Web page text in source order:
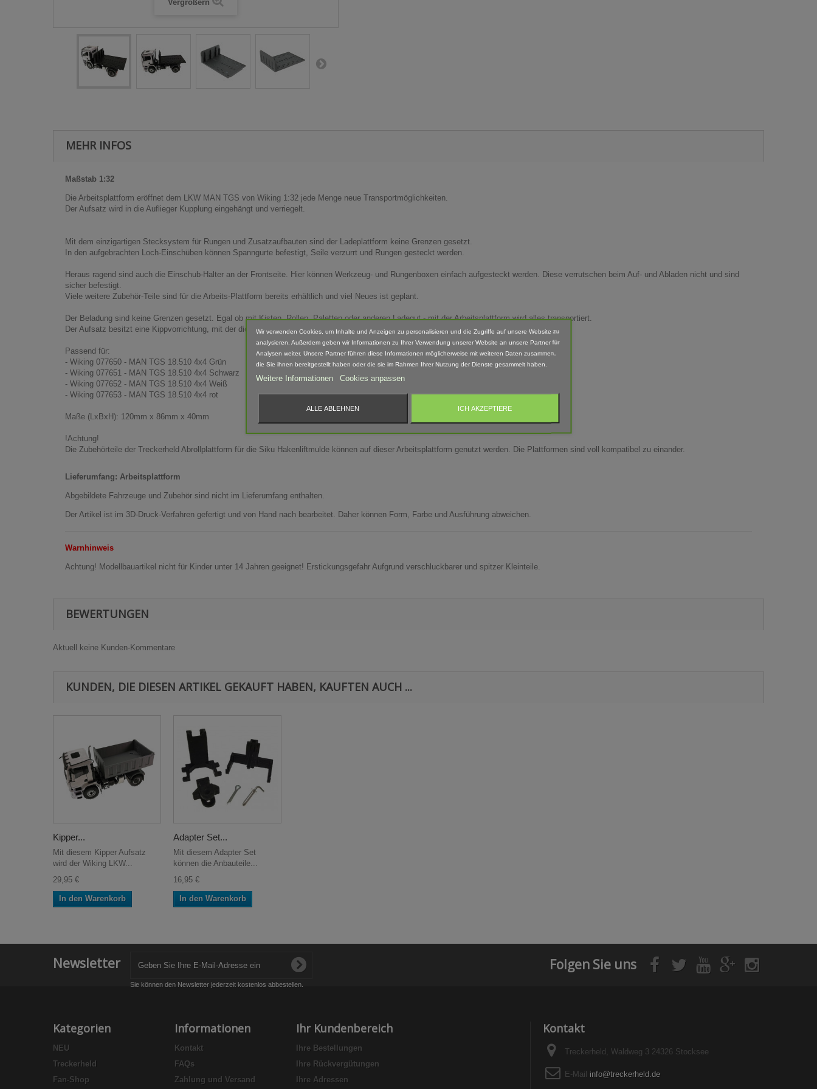
Vergrößern
MEHR INFOS
Maßstab 1:32
Die Arbeitsplattform eröffnet dem LKW MAN TGS von Wiking 1:32 jede Menge neue Transportmöglichkeiten.
Der Aufsatz wird in die Auflieger Kupplung eingehängt und verriegelt.
Mit dem einzigartigen Stecksystem für Rungen und Zusatzaufbauten sind der Ladeplattform keine Grenzen gesetzt.
In den aufgebrachten Loch-Einschüben können Spanngurte befestigt, Seile verzurrt und Rungen gesteckt werden.
Heraus ragend sind auch die Einschub-Halter an der Frontseite. Hier können Werkzeug- und Rungenboxen einfach aufgesteckt werden. Diese verrutschen beim Auf- und Abladen nicht und sind
sicher befestigt.
Viele weitere Zubehör-Teile sind für die Arbeits-Plattform bereits erhältlich und viel Neues ist geplant.
Der Beladung sind keine Grenzen gesetzt. Egal ob mit Kisten, Rollen, Paletten oder anderen Ladegut - mit der Arbeitsplattform wird alles transportiert.
Der Aufsatz besitzt eine Kippvorrichtung, mit der die Arbeitsplattform gekippt werden kann.
Passend für:
- Wiking 077650 - MAN TGS 18.510 4x4 Grün
- Wiking 077651 - MAN TGS 18.510 4x4 Schwarz
- Wiking 077652 - MAN TGS 18.510 4x4 Weiß
- Wiking 077653 - MAN TGS 18.510 4x4 rot
Maße (LxBxH): 120mm x 86mm x 40mm
!Achtung!
Die Zubehörteile der Treckerheld Abrollplattform für die Siku Hakenliftmulde können auf dieser Arbeitsplattform genutzt werden. Die Plattformen sind voll kompatibel zu einander.
Lieferumfang: Arbeitsplattform
Abgebildete Fahrzeuge und Zubehör sind nicht im Lieferumfang enthalten.
Der Artikel ist im 3D-Druck-Verfahren gefertigt und von Hand nach bearbeitet. Daher können Form, Farbe und Ausführung abweichen.
Warnhinweis
Achtung! Modellbauartikel nicht für Kinder unter 14 Jahren geeignet! Erstickungsgefahr Aufgrund verschluckbarer und spitzer Kleinteile.
BEWERTUNGEN
Aktuell keine Kunden-Kommentare
KUNDEN, DIE DIESEN ARTIKEL GEKAUFT HABEN, KAUFTEN AUCH ...
Kipper...
Mit diesem Kipper Aufsatz
wird der Wiking LKW...
29,95 €
In den Warenkorb
Adapter Set...
Mit diesem Adapter Set
können die Anbauteile...
16,95 €
In den Warenkorb
Newsletter
Sie können den Newsletter jederzeit kostenlos abbestellen.
Folgen Sie uns
Kategorien
NEU
Treckerheld
Fan-Shop
Informationen
Kontakt
FAQs
Zahlung und Versand
Ihr Kundenbereich
Ihre Bestellungen
Ihre Rückvergütungen
Ihre Adressen
Kontakt
Treckerheld, Waldweg 3 24326 Stocksee
E-Mail info@treckerheld.de
Wir verwenden Cookies, um Inhalte und Anzeigen zu personalisieren und die Zugriffe auf unsere Website zu
analysieren. Außerdem geben wir Informationen zu Ihrer Verwendung unserer Website an unsere Partner für
Analysen weiter. Unsere Partner führen diese Informationen möglicherweise mit weiteren Daten zusammen,
die Sie ihnen bereitgestellt haben oder die sie im Rahmen Ihrer Nutzung der Dienste gesammelt haben.
Weitere Informationen Cookies anpassen
ALLE ABLEHNEN ICH AKZEPTIERE